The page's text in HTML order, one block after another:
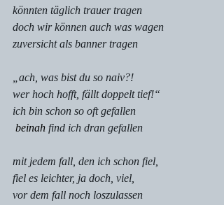
könnten täglich trauer tragen
doch wir können auch was wagen
zuversicht als banner tragen
„ach, was bist du so naiv?!
wer hoch hofft, fällt doppelt tief!“
ich bin schon so oft gefallen
beinah find ich dran gefallen
mit jedem fall, den ich schon fiel,
fiel es leichter, ja doch, viel,
vor dem fall noch loszulassen